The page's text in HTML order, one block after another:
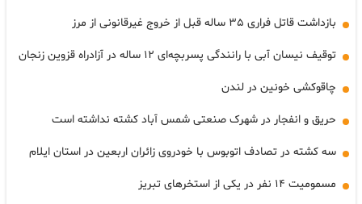
بازداشت قاتل فراری ۳۵ ساله قبل از خروج غیرقانونی از مرز
توقیف نیسان آبی با رانندگی پسربچه‌ای ۱۲ ساله در آزادراه قزوین زنجان
چاقوکشی خونین در لندن
حریق و انفجار در شهرک صنعتی شمس آباد کشته نداشته است
سه کشته در تصادف اتوبوس با خودروی زائران اربعین در استان ایلام
مسمومیت ۱۴ نفر در یکی از استخرهای تبریز